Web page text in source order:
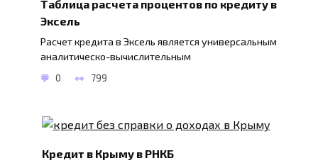
Таблица расчета процентов по кредиту в
Эксель
Расчет кредита в Эксель является универсальным
аналитическо-вычислительным
0 799
Кредит в Крыму в РНКБ